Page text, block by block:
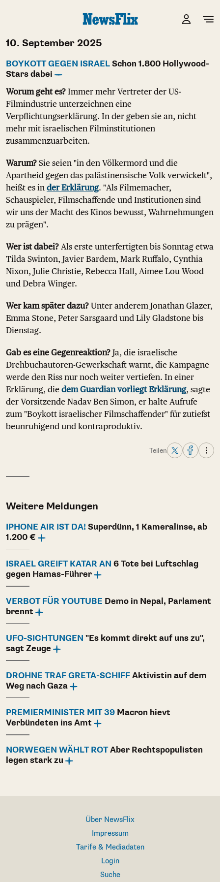
10. September 2025
BOYKOTT GEGEN ISRAEL Schon 1.800 Hollywood-
Stars dabei
Worum geht es? Immer mehr Vertreter der US-
Filmindustrie unterzeichnen eine
Verpflichtungserklärung. In der geben sie an, nicht
mehr mit israelischen Filminstitutionen
zusammenzuarbeiten.
Warum? Sie seien "in den Völkermord und die
Apartheid gegen das palästinensische Volk verwickelt",
heißt es in der Erklärung. "Als Filmemacher,
Schauspieler, Filmschaffende und Institutionen sind
wir uns der Macht des Kinos bewusst, Wahrnehmungen
zu prägen".
Wer ist dabei? Als erste unterfertigten bis Sonntag etwa
Tilda Swinton, Javier Bardem, Mark Ruffalo, Cynthia
Nixon, Julie Christie, Rebecca Hall, Aimee Lou Wood
und Debra Winger.
Wer kam später dazu? Unter anderem Jonathan Glazer,
Emma Stone, Peter Sarsgaard und Lily Gladstone bis
Dienstag.
Gab es eine Gegenreaktion? Ja, die israelische
Drehbuchautoren-Gewerkschaft warnt, die Kampagne
werde den Riss nur noch weiter vertiefen. In einer
Erklärung, die dem Guardian vorliegt Erklärung, sagte
der Vorsitzende Nadav Ben Simon, er halte Aufrufe
zum "Boykott israelischer Filmschaffender" für zutiefst
beunruhigend und kontraproduktiv.
Teilen
Weitere Meldungen
IPHONE AIR IST DA! Superdünn, 1 Kameralinse, ab
1.200 €
ISRAEL GREIFT KATAR AN 6 Tote bei Luftschlag
gegen Hamas-Führer
VERBOT FÜR YOUTUBE Demo in Nepal, Parlament
brennt
UFO-SICHTUNGEN "Es kommt direkt auf uns zu",
sagt Zeuge
DROHNE TRAF GRETA-SCHIFF Aktivistin auf dem
Weg nach Gaza
PREMIERMINISTER MIT 39 Macron hievt
Verbündeten ins Amt
NORWEGEN WÄHLT ROTAber Rechtspopulisten
legen stark zu
Über NewsFlix
Impressum
Tarife & Mediadaten
Login
Suche